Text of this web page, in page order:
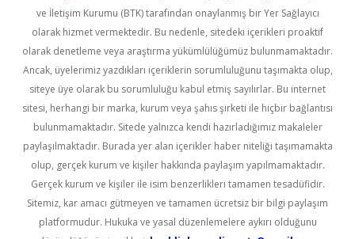
ve İletişim Kurumu (BTK) tarafından onaylanmış bir Yer Sağlayıcı
olarak hizmet vermektedir. Bu nedenle, sitedeki içerikleri proaktif
olarak denetleme veya araştırma yükümlülüğümüz bulunmamaktadır.
Ancak, üyelerimiz yazdıkları içeriklerin sorumluluğunu taşımakta olup,
siteye üye olarak bu sorumluluğu kabul etmiş sayılırlar. Bu internet
sitesi, herhangi bir marka, kurum veya şahıs şirketi ile hiçbir bağlantısı
bulunmamaktadır. Sitede yalnızca kendi hazırladığımız makaleler
paylaşılmaktadır. Burada yer alan içerikler haber niteliği taşımamakta
olup, gerçek kurum ve kişiler hakkında paylaşım yapılmamaktadır.
Gerçek kurum ve kişiler ile isim benzerlikleri tamamen tesadüfidir.
Sitemiz, kar amacı gütmeyen ve tamamen ücretsiz bir bilgi paylaşım
platformudur. Hukuka ve yasal düzenlemelere aykırı olduğunu